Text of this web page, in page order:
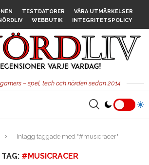
TESTDATORER
VÅRA UTMÄRKELSER
WEBBUTIK INTEGRITETSPOLICY
– spel, tech och nörderi sedan 2014.
Inlägg taggade med "#musicracer"
TAG: #MUSICRACER